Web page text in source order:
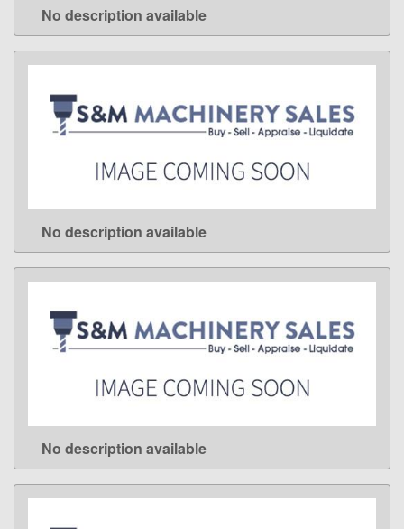
LEARN MORE
No description available
LEARN MORE
No description available
LEARN MORE
No description available